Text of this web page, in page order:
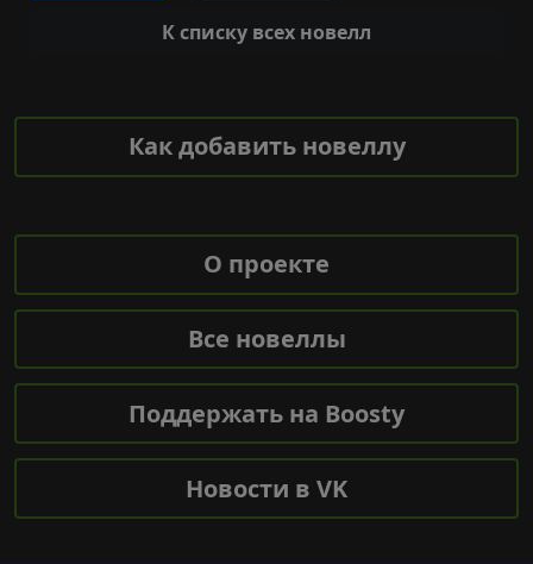
К списку всех новелл
Как добавить новеллу
О проекте
Все новеллы
Поддержать на Boosty
Новости в VK